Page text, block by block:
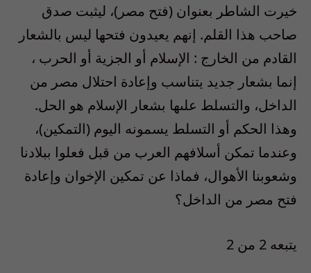
خيرت الشاطر بعنوان (فتح مصر)، ليثبت صدق
صاحب هذا القلم. إنهم يعيدون فتحها ليس بالشعار
القادم من الخارج : الإسلام أو الجزية أو الحرب ،
إنما بشعار جديد يتناسب وإعادة احتلال مصر من
الداخل، والتسلط علىها بشعار الإسلام هو الحل.
وهذا الحكم أو التسلط يسمونه اليوم (التمكين)،
وعندما تمكن أسلافهم العرب من قبل فعلوا ببلادنا
وشعوبنا الأهوال، فماذا عن تمكين الإخوان وإعادة
فتح مصر من الداخل؟
يتبعه 2 من 2